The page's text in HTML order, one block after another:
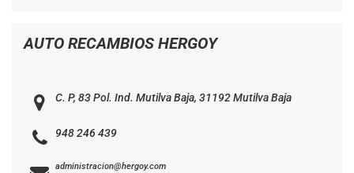
AUTO RECAMBIOS HERGOY
C. P, 83 Pol. Ind. Mutilva Baja, 31192 Mutilva Baja
948 246 439
administracion@hergoy.com